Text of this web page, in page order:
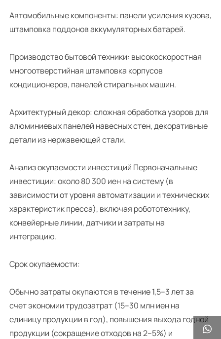
Автомобильные компоненты: панели усиления кузова,
штамповка поддонов аккумуляторных батарей.
Производство бытовой техники: высокоскоростная
многоотверстийная штамповка корпусов
кондиционеров, панелей стиральных машин.
Архитектурный декор: сложная обработка узоров для
алюминиевых панелей навесных стен, декоративные
детали из нержавеющей стали.
Анализ окупаемости инвестиций Первоначальные
инвестиции: около 80 300 иен на систему (в
зависимости от уровня автоматизации и технических
характеристик пресса), включая робототехнику,
конвейерные линии, датчики и затраты на
интеграцию.
Срок окупаемости:
Обычно затраты окупаются в течение 1,5–3 лет за
счет экономии трудозатрат (15–30 млн иен на
единицу продукции в год), повышения выхода годной
продукции (сокращение отходов на 2–5%) и
